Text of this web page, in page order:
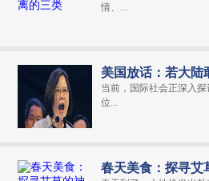
情、...
美国放话：若大陆
当前，国际社会正深入
位...
春天美食：探寻艾